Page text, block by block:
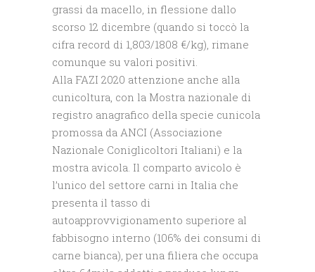
grassi da macello, in flessione dallo
scorso 12 dicembre (quando si toccò la
cifra record di 1,803/1808 €/kg), rimane
comunque su valori positivi.
Alla FAZI 2020 attenzione anche alla
cunicoltura, con la Mostra nazionale di
registro anagrafico della specie cunicola
promossa da ANCI (Associazione
Nazionale Coniglicoltori Italiani) e la
mostra avicola. Il comparto avicolo è
l’unico del settore carni in Italia che
presenta il tasso di
autoapprovvigionamento superiore al
fabbisogno interno (106% dei consumi di
carne bianca), per una filiera che occupa